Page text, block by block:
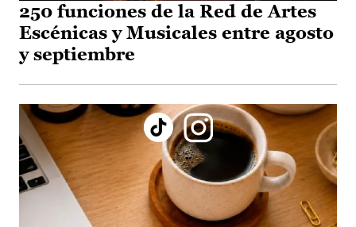
250 funciones de la Red de Artes
Escénicas y Musicales entre agosto
y septiembre